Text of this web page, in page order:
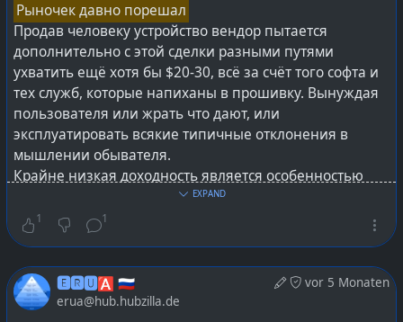
Рыночек давно порешал
Продав человеку устройство вендор пытается
дополнительно с этой сделки разными путями
ухватить ещё хотя бы $20-30, всё за счёт того софта и
тех служб, которые напиханы в прошивку. Вынуждая
пользователя или жрать что дают, или
эксплуатировать всякие типичные отклонения в
мышлении обывателя.
Крайне низкая доходность является особенностью
этого рынка устройств. Много лет идёт суета, когда
выживают лишь те из производителей, кто не
гнушается всякой казуистики с предустановкой софта.
Отклонения в мышлении обывателя
У большинства людей болезненное стремление
EXPAND
1 1
vor 5 Monaten
🅴🆁🆄🅰 🇷🇺
erua@hub.hubzilla.de